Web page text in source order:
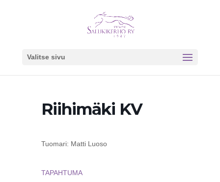
Valitse sivu
Riihimäki KV
Tuomari: Matti Luoso
TAPAHTUMA